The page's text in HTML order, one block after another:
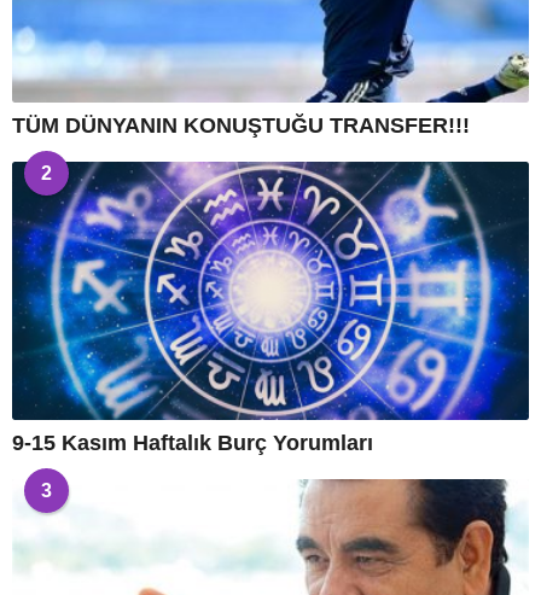
TÜM DÜNYANIN KONUŞTUĞU TRANSFER!!!
2
9-15 Kasım Haftalık Burç Yorumları
3